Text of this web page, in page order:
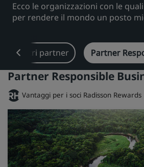
Park Plaza Park
Marchi affiliati in Cina
J. Jin Jiang
Visita il nostro blog
Ecco le organizzazioni con le
per rendere il mondo un posto
Altri partner Partner
Partner Responsible
Vantaggi per i soci Radisson Rewards